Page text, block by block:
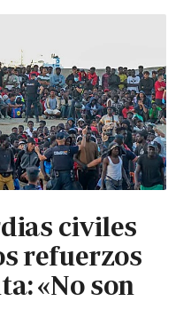
civiles
refuerzos
«No son